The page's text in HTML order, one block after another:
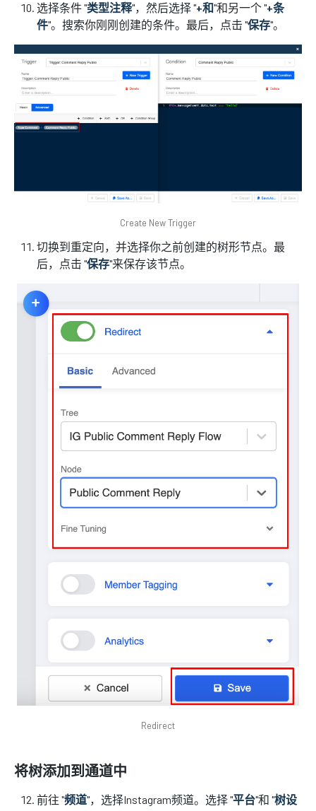
选择条件 "类型注释"，然后选择 "+和"和另一个 "+条
件"。搜索你刚刚创建的条件。最后，点击 "保存"。
Create New Trigger
切换到重定向，并选择你之前创建的树形节点。最
后，点击 "保存"来保存该节点。
Redirect
将树添加到通道中
前往 "频道"，选择Instagram频道。选择 "平台"和 "树设